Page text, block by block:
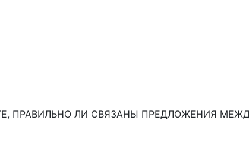
ПРАВИЛЬНО ЛИ СВЯЗАНЫ ПРЕДЛОЖЕНИЯ